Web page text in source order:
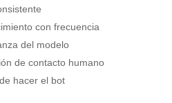
con frecuencia
del modelo
de contacto humano
hacer el bot